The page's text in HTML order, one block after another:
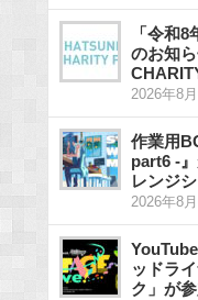
「令和
のお知
2026年8
作業用
part6 -
レンジ
2026年8
ッドラ
ク」が